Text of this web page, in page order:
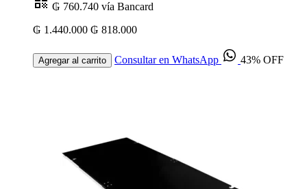
₲ 760.740 vía Bancard
₲ 1.440.000 ₲ 818.000
Agregar al carrito Consultar en WhatsApp 43% OFF